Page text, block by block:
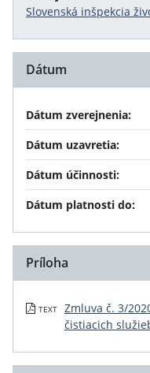
Slovenská inšpekcia
Dátum
Dátum zverejnenia:
Dátum uzavretia:
Dátum účinnosti:
Dátum platnosti do:
Príloha
TEXT
Zmluva č. 3/
čistiacich